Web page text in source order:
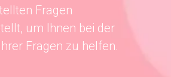
Fragen
um Ihnen bei der
Fragen zu helfen.